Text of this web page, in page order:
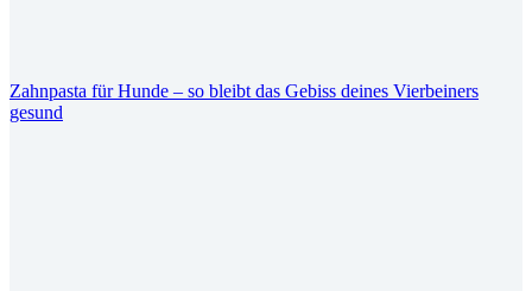
Zahnpasta für Hunde – so bleibt das Gebiss deines Vierbeiners
gesund